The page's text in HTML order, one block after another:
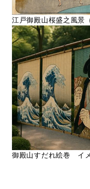
江戸御殿山桜盛之風景
御殿山すだれ絵巻 イ